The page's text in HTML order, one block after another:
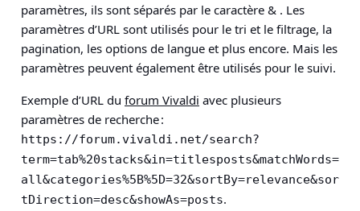
paramètres, ils sont séparés par le caractère & . Les
paramètres d’URL sont utilisés pour le tri et le filtrage, la
pagination, les options de langue et plus encore. Mais les
paramètres peuvent également être utilisés pour le suivi.
Exemple d’URL du forum Vivaldi avec plusieurs
paramètres de recherche :
https://forum.vivaldi.net/search?
term=tab%20stacks&in=titlesposts&matchWords=
all&categories%5B%5D=32&sortBy=relevance&sor
tDirection=desc&showAs=posts.